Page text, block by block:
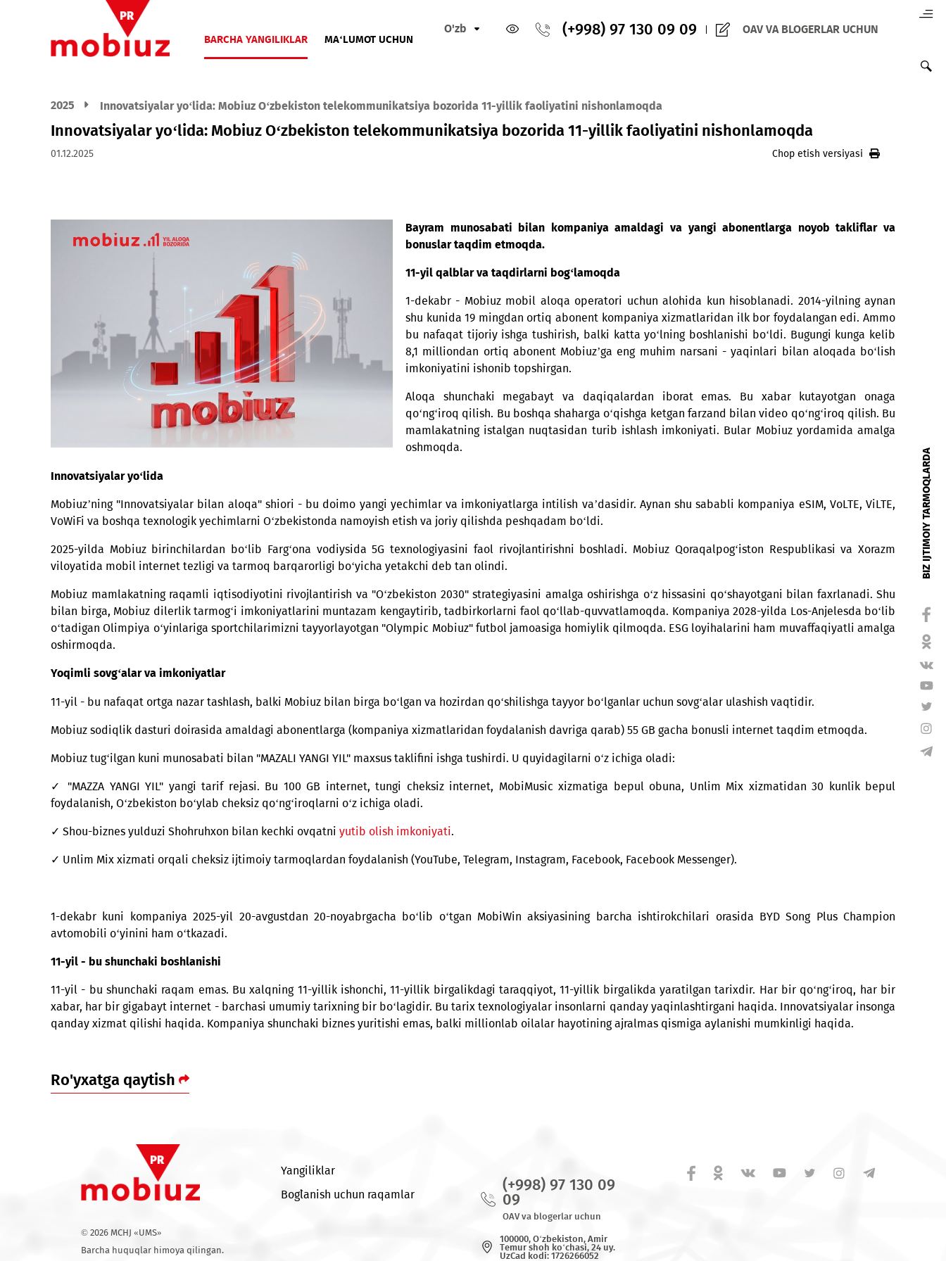
BARCHA YANGILIKLAR MA‘LUMOT UCHUN
O'zb (+998) 97 130 09 09 OAV VA BLOGERLAR
Innovatsiyalar yo‘lida: Mobiuz O‘zbekiston telekommunikatsiya bozorida 11-yillik faoliyatini nishonlamoqda
Innovatsiyalar yo‘lida: Mobiuz O‘zbekiston telekommunikatsiya bozorida 11-yillik faoliyatini nishonlamoqda
Bayram munosabati bilan kompaniya amaldagi va yangi abonentlarga noyob
bonuslar taqdim etmoqda.
11-yil qalblar va taqdirlarni bog‘lamoqda
1-dekabr - Mobiuz mobil aloqa operatori uchun alohida kun hisoblanadi. 2014-
shu kunida 19 mingdan ortiq abonent kompaniya xizmatlaridan ilk bor foydalangan
bu nafaqat tijoriy ishga tushirish, balki katta yo‘lning boshlanishi bo‘ldi. Bugungi
8,1 milliondan ortiq abonent Mobiuz’ga eng muhim narsani - yaqinlari bilan
imkoniyatini ishonib topshirgan.
Aloqa shunchaki megabayt va daqiqalardan iborat emas. Bu xabar
qo‘ng‘iroq qilish. Bu boshqa shaharga o‘qishga ketgan farzand bilan video qo‘ng‘iroq
mamlakatning istalgan nuqtasidan turib ishlash imkoniyati. Bular Mobiuz
oshmoqda.
Innovatsiyalar yo‘lida
Mobiuz’ning "Innovatsiyalar bilan aloqa" shiori - bu doimo yangi yechimlar va imkoniyatlarga intilish va’dasidir. Aynan shu sababli kompaniya eSIM,
2025-yilda Mobiuz birinchilardan bo‘lib Farg‘ona vodiysida 5G texnologiyasini faol rivojlantirishni boshladi. Mobiuz Qoraqalpog‘iston Respublikasi
viloyatida mobil internet tezligi va tarmoq barqarorligi bo‘yicha yetakchi deb tan olindi.
Mobiuz mamlakatning raqamli iqtisodiyotini rivojlantirish va "O‘zbekiston 2030" strategiyasini amalga oshirishga o‘z hissasini qo‘shayotgani bilan
bilan birga, Mobiuz dilerlik tarmog‘i imkoniyatlarini muntazam kengaytirib, tadbirkorlarni faol qo‘llab-quvvatlamoqda. Kompaniya 2028-yilda Los-
o‘tadigan Olimpiya o‘yinlariga sportchilarimizni tayyorlayotgan "Olympic Mobiuz" futbol jamoasiga homiylik qilmoqda. ESG loyihalarini ham
11-yil - bu nafaqat ortga nazar tashlash, balki Mobiuz bilan birga bo‘lgan va hozirdan qo‘shilishga tayyor bo‘lganlar uchun sovg‘alar ulashish vaqtidir.
Mobiuz sodiqlik dasturi doirasida amaldagi abonentlarga (kompaniya xizmatlaridan foydalanish davriga qarab) 55 GB gacha bonusli internet taqdim
Mobiuz tug‘ilgan kuni munosabati bilan "MAZALI YANGI YIL" maxsus taklifini ishga tushirdi. U quyidagilarni o‘z ichiga oladi:
✓ Shou-biznes yulduzi Shohruhxon bilan kechki ovqatniyutib olish imkoniyati.
✓ Unlim Mix xizmati orqali cheksiz ijtimoiy tarmoqlardan foydalanish (YouTube, Telegram, Instagram, Facebook, Facebook Messenger).
1-dekabr kuni kompaniya 2025-yil 20-avgustdan 20-noyabrgacha bo‘lib o‘tgan MobiWin aksiyasining barcha ishtirokchilari orasida BYD Song Plus
Ro'yxatga qaytish